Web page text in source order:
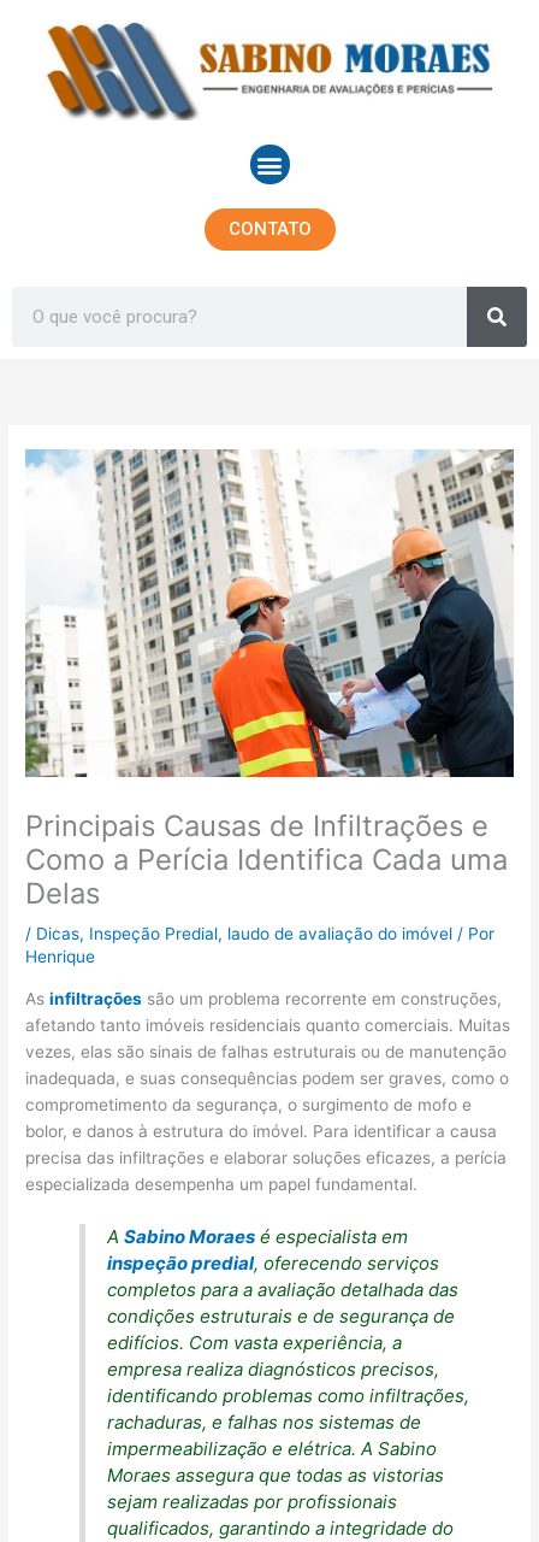
conteúdo
Menu
CONTATO
Principais Causas de Infiltrações e
Como a Perícia Identifica Cada uma
Delas
/ Dicas, Inspeção Predial, laudo de avaliação do imóvel / Por
Henrique
Asinfiltrações são um problema recorrente em construções,
afetando tanto imóveis residenciais quanto comerciais. Muitas
vezes, elas são sinais de falhas estruturais ou de manutenção
inadequada, e suas consequências podem ser graves, como o
comprometimento da segurança, o surgimento de mofo e
bolor, e danos à estrutura do imóvel. Para identificar a causa
precisa das infiltrações e elaborar soluções eficazes, a perícia
especializada desempenha um papel fundamental.
ASabino Moraes é especialista em
inspeção predial, oferecendo serviços
completos para a avaliação detalhada das
condições estruturais e de segurança de
edifícios. Com vasta experiência, a
empresa realiza diagnósticos precisos,
identificando problemas como infiltrações,
rachaduras, e falhas nos sistemas de
impermeabilização e elétrica. A Sabino
Moraes assegura que todas as vistorias
sejam realizadas por profissionais
qualificados, garantindo a integridade do